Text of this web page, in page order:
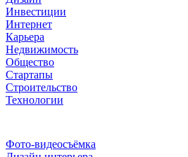
Инвестиции
Интернет
Карьера
Недвижимость
Общество
Стартапы
Строительство
Технологии
Фото-видеосъёмка